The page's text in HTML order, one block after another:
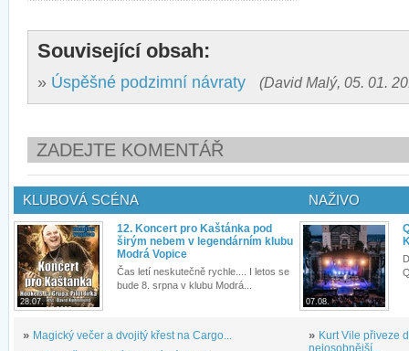
Související obsah:
» Úspěšné podzimní návraty (David Malý, 05. 01.
ZADEJTE KOMENTÁŘ
KLUBOVÁ SCÉNA
28.07.
12. Koncert pro Kaštánka pod
širým nebem v legendárním klubu
Modrá Vopice
Čas letí neskutečně rychle.... I letos se
bude 8. srpna v klubu Modrá...
» Magický večer a dvojitý křest na Cargo...
NAŽIVO
07.08.
» Kurt Vile přiveze
nejosobnější...